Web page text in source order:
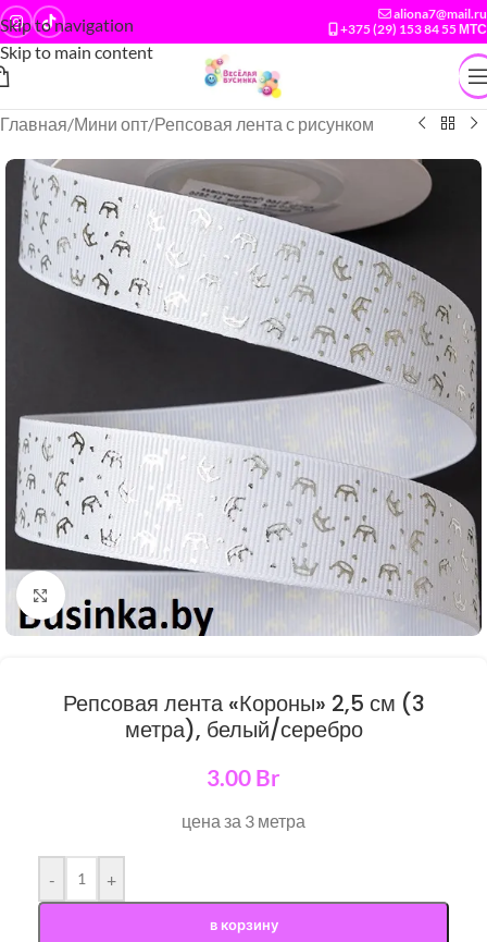
Skip to navigation
Skip to main content
aliona7@mail.ru
+375 (29) 153 84 55 МТС
Главная/Мини опт/Репсовая лента с рисунком
Нажмите, чтобы увеличить
Репсовая лента «Короны» 2,5 см (3
метра), белый/серебро
3.00 Br
цена за 3 метра
- +
в корзину